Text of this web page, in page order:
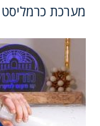
מערכת כרמליסט